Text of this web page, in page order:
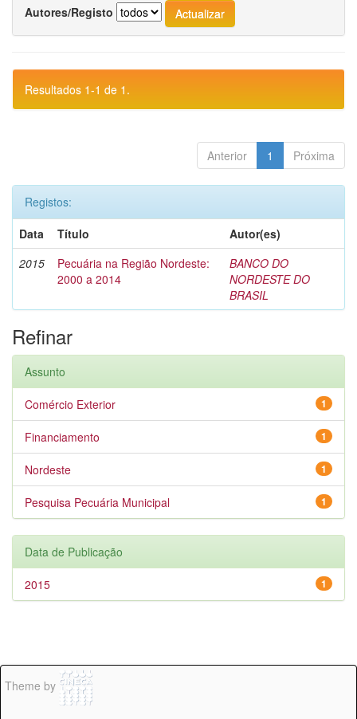
Autores/Registo
Resultados 1-1 de 1.
Anterior 1 Próxima
Registos:
Data
Título
Autor(es)
2015
Pecuária na Região Nordeste:
2000 a 2014
BANCO DO
NORDESTE DO
BRASIL
Refinar
Assunto
1
Comércio Exterior
1
Financiamento
1
Nordeste
1
Pesquisa Pecuária Municipal
Data de Publicação
1
2015
Theme by